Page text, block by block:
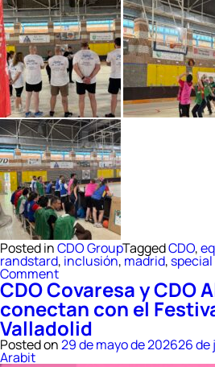
Posted inCDO GroupTaggedCDO,
randstard, inclusión, madrid,
Commenton
Cuando
el
deporte
incluye,
todos
ganamos
CDO Covaresa y CDO
conectan con el
Valladolid
Posted on29 de mayo de 202626 de
Arabit